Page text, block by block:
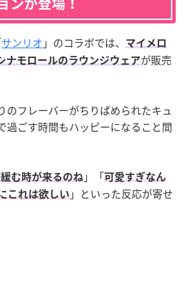
ンが登場！
サンリオ 」のコラボでは、
マイメロ
ナモロールのラウンジウェアが販売
のフレーバーがちりばめられたキュ
過ごす時間もハッピーになること間
む時が来るのね 」「可愛すぎなん
これは欲しい 」といった反応が寄せ